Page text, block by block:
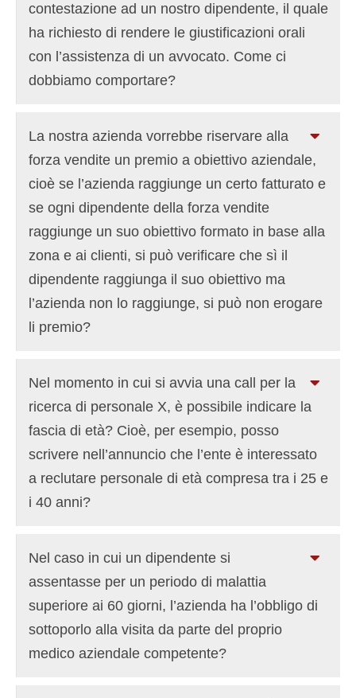
contestazione ad un nostro dipendente, il quale
ha richiesto di rendere le giustificazioni orali
con l’assistenza di un avvocato. Come ci
dobbiamo comportare?
La nostra azienda vorrebbe riservare alla
forza vendite un premio a obiettivo aziendale,
cioè se l’azienda raggiunge un certo fatturato e
se ogni dipendente della forza vendite
raggiunge un suo obiettivo formato in base alla
zona e ai clienti, si può verificare che sì il
dipendente raggiunga il suo obiettivo ma
l’azienda non lo raggiunge, si può non erogare
li premio?
Nel momento in cui si avvia una call per la
ricerca di personale X, è possibile indicare la
fascia di età? Cioè, per esempio, posso
scrivere nell’annuncio che l’ente è interessato
a reclutare personale di età compresa tra i 25 e
i 40 anni?
Nel caso in cui un dipendente si
assentasse per un periodo di malattia
superiore ai 60 giorni, l’azienda ha l’obbligo di
sottoporlo alla visita da parte del proprio
medico aziendale competente?